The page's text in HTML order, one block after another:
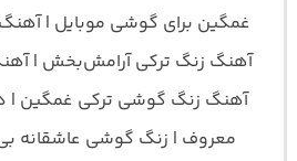
غمگین برای گوشی موبایل |
آهنگ زنگ ترکی آرامش‌بخش |
آهنگ زنگ گوشی ترکی غمگین |
معروف | زنگ گوشی عاشقانه